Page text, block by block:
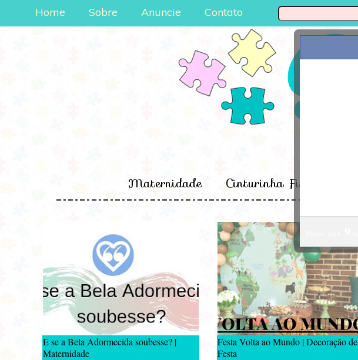
Maternidade Cinturinha Fina
E se a Bela Adormecida soubesse? |
Maternidade
Festa Volta ao Mundo | Decoração de
Festa
Home Sobre Anuncie Contato